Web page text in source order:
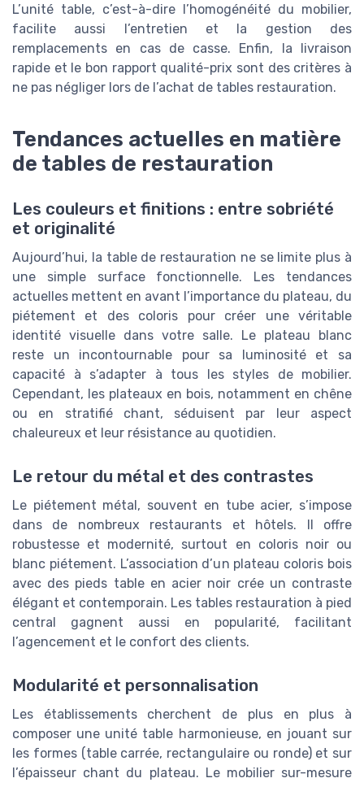
L’unité table, c’est-à-dire l’homogénéité du mobilier,
facilite aussi l’entretien et la gestion des
remplacements en cas de casse. Enfin, la livraison
rapide et le bon rapport qualité-prix sont des critères à
ne pas négliger lors de l’achat de tables restauration.
Tendances actuelles en matière
de tables de restauration
Les couleurs et finitions : entre sobriété
et originalité
Aujourd’hui, la table de restauration ne se limite plus à
une simple surface fonctionnelle. Les tendances
actuelles mettent en avant l’importance du plateau, du
piétement et des coloris pour créer une véritable
identité visuelle dans votre salle. Le plateau blanc
reste un incontournable pour sa luminosité et sa
capacité à s’adapter à tous les styles de mobilier.
Cependant, les plateaux en bois, notamment en chêne
ou en stratifié chant, séduisent par leur aspect
chaleureux et leur résistance au quotidien.
Le retour du métal et des contrastes
Le piétement métal, souvent en tube acier, s’impose
dans de nombreux restaurants et hôtels. Il offre
robustesse et modernité, surtout en coloris noir ou
blanc piétement. L’association d’un plateau coloris bois
avec des pieds table en acier noir crée un contraste
élégant et contemporain. Les tables restauration à pied
central gagnent aussi en popularité, facilitant
l’agencement et le confort des clients.
Modularité et personnalisation
Les établissements cherchent de plus en plus à
composer une unité table harmonieuse, en jouant sur
les formes (table carrée, rectangulaire ou ronde) et sur
l’épaisseur chant du plateau. Le mobilier sur-mesure